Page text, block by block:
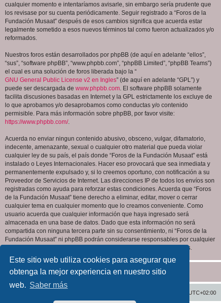
Este sitio web utiliza cookies para asegurar que
obtenga la mejor experiencia en nuestro sitio
web. Saber más
cualquier momento e intentaríamos avisarle, sin embargo sería prudente que
los revisase por su cuenta periódicamente. Seguir registrado a “Foros de la
Fundación Musaat” después de esos cambios significa que acuerda estar
legalmente sometido a esos nuevos términos tal como fueron actualizados y/o
reformados.
Nuestros foros están desarrollados por phpBB (de aquí en adelante “ellos”,
“sus”, “software phpBB”, “www.phpbb.com”, “phpBB Limited”, “phpBB Teams”)
el cual es una solución de foros liberada bajo la “
GNU General Public License v2 en Ingles” (de aquí en adelante “GPL”) y
puede ser descargada de www.phpbb.com. El software phpBB solamente
facilita discusiones basadas en Internet y la GPL estrictamente los excluye de
lo que aprobamos y/o desaprobamos como conductas y/o contenido
permisible. Para más información sobre phpBB, por favor visite:
https://www.phpbb.com/.
Acuerda no enviar ningun contenido abusivo, obsceno, vulgar, difamatorio,
indecente, amenazante, sexual o cualquier otro material que pueda violar
cualquier ley de su país, el país donde “Foros de la Fundación Musaat” está
instalado o Leyes Internacionales. Hacer eso provocará que sea inmediata y
permanentemente expulsado y, si lo creemos oportuno, con notificación a su
Proveedor de Servicios de Internet. Las direcciones IP de todos los envíos son
registradas como ayuda para reforzar estas condiciones. Acuerda que “Foros
de la Fundación Musaat” tiene derecho a eliminar, editar, mover o cerrar
cualquier tema en cualquier momento que lo creamos conveniente. Como
usuario acuerda que cualquier información que haya ingresado será
almacenada en una base de datos. Dado que esta información no será
compartida con ninguna tercera parte sin su consentimiento, ni “Foros de la
Fundación Musaat” ni phpBB podrán considerarse responsables por cualquier
intento de hacking que conlleve a que los datos sean comprometidos.
UTC+02:00